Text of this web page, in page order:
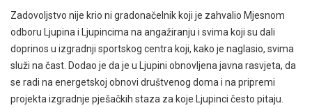
Zadovoljstvo nije krio ni gradonačelnik koji je zahvalio Mjesnom
odboru Ljupina i Ljupincima na angažiranju i svima koji su dali
doprinos u izgradnji sportskog centra koji, kako je naglasio, svima
služi na čast. Dodao je da je u Ljupini obnovljena javna rasvjeta, da
se radi na energetskoj obnovi društvenog doma i na pripremi
projekta izgradnje pješačkih staza za koje Ljupinci često pitaju.